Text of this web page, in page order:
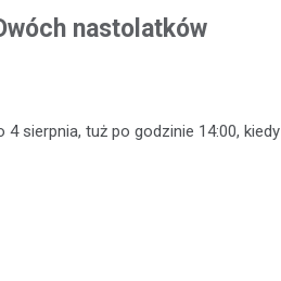
nastolatków
sierpnia, tuż po godzinie 14:00, kiedy